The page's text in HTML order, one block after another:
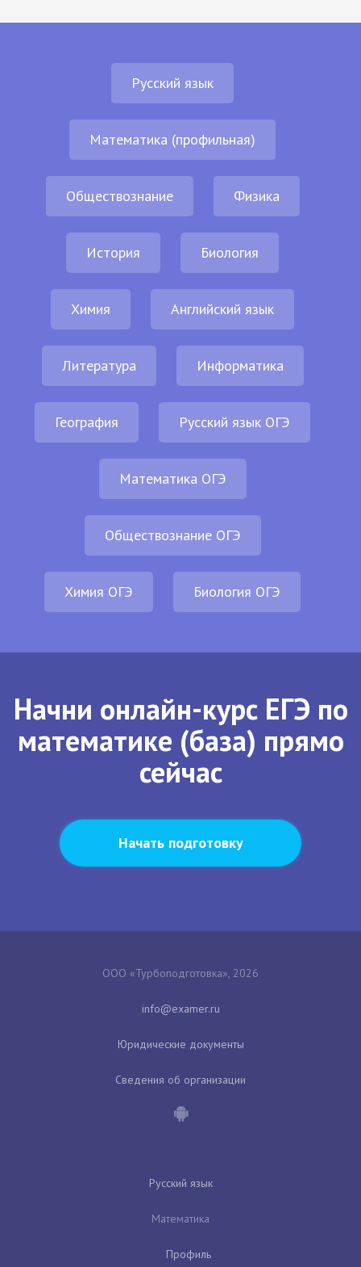
Русский язык
Математика (профильная)
Обществознание Физика
История Биология
Химия Английский язык
Литература Информатика
География Русский язык ОГЭ
Математика ОГЭ
Обществознание ОГЭ
Химия ОГЭ Биология ОГЭ
Начни онлайн-курс ЕГЭ по
математике (база) прямо
сейчас
Начать подготовку
ООО «Турбоподготовка», 2026
Юридические документы
Сведения об организации
Русский язык
Математика
Профиль